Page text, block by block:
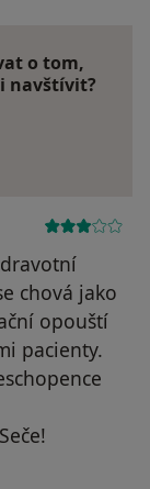
o tom,
navštívit?
chová jako
opouští
pacienty.